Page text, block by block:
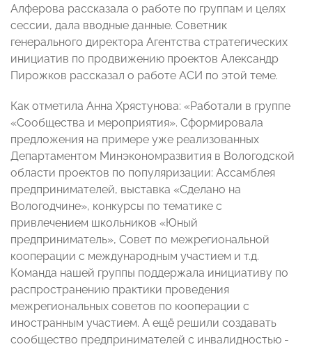
Алферова рассказала о работе по группам и целях
сессии, дала вводные данные. Советник
генерального директора Агентства стратегических
инициатив по продвижению проектов Александр
Пирожков рассказал о работе АСИ по этой теме.
Как отметила Анна Хрястунова: «Работали в группе
«Сообщества и мероприятия». Сформировала
предложения на примере уже реализованных
Департаментом Минэкономразвития в Вологодской
области проектов по популяризации: Ассамблея
предпринимателей, выставка «Сделано на
Вологодчине», конкурсы по тематике с
привлечением школьников «Юный
предприниматель», Совет по межрегиональной
кооперации с международным участием и т.д.
Команда нашей группы поддержала инициативу по
распространению практики проведения
межрегиональных советов по кооперации с
иностранным участием. А ещё решили создавать
сообщество предпринимателей с инвалидностью -